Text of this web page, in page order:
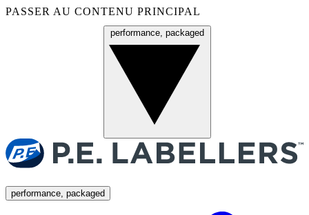
PASSER AU CONTENU PRINCIPAL
performance, packaged
performance, packaged